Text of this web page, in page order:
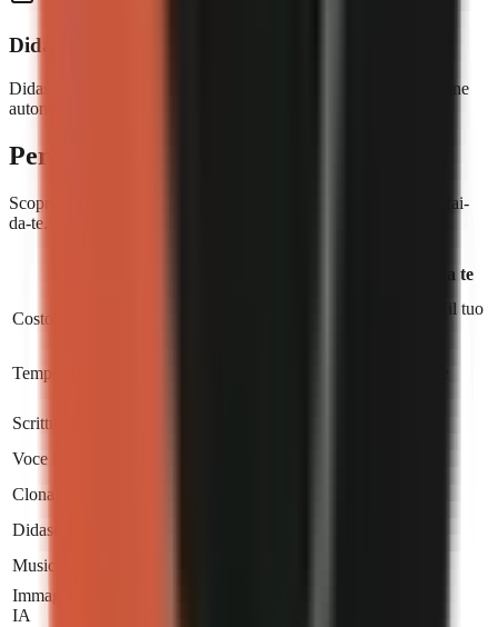
Didascalie e musica incluse
Didascalie animate in più stili, musica di sottofondo con riduzione
automatica del volume sulla voce, tutto automatico.
Perché GoFaceless?
Scopri come ci confrontiamo con l'assunzione di un editor o il fai-
da-te.
Fai da te
Costo mensile
Gratis (il tuo
Tempo per video
Scrittura script
Voce fuori campo IA
Clonazione vocale
Didascalie automatiche
Musica di sottofondo
Immagini generate con
IA